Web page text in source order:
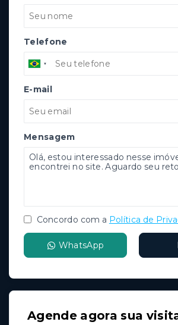
Telefone
E-mail
Mensagem
Concordo com a Política de
WhatsApp
Agende agora sua